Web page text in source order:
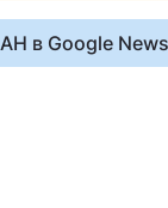
в Google News